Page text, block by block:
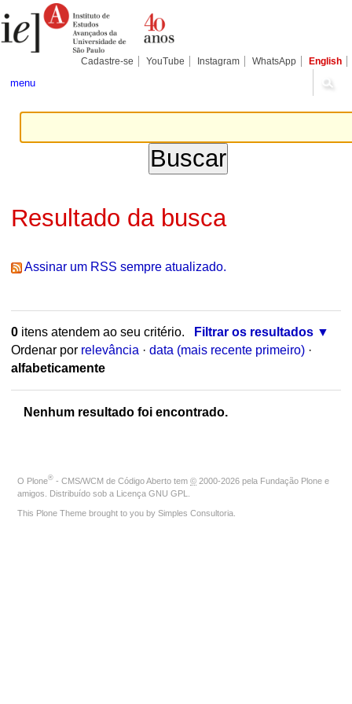
para
conteúdo.
Pessoais
Cadastre-se YouTube Instagram WhatsApp English
menu
Resultado da busca
Assinar um RSS sempre atualizado.
0itens atendem ao seu critério.
Filtrar os resultados
Ordenar por relevância · data (mais recente primeiro) ·
alfabeticamente
Nenhum resultado foi encontrado.
O Plone® - CMS/WCM de Código Aberto tem © 2000-2026 pela Fundação Plone e
amigos. Distribuído sob a Licença GNU GPL
This Plone Theme brought to you by Simples Consultoria